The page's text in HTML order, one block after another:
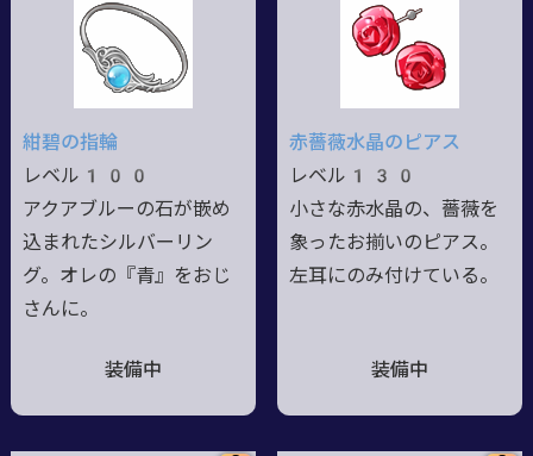
紺碧の指輪
レベル100
アクアブルーの石が嵌め
込まれたシルバーリン
グ。オレの『青』をおじ
さんに。
装備中
赤薔薇水晶のピアス
レベル130
小さな赤水晶の、薔薇を
象ったお揃いのピアス。
左耳にのみ付けている。
装備中